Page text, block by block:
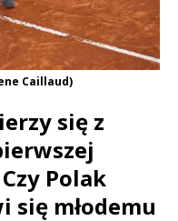
Caillaud)
się z
Polak
się młodemu